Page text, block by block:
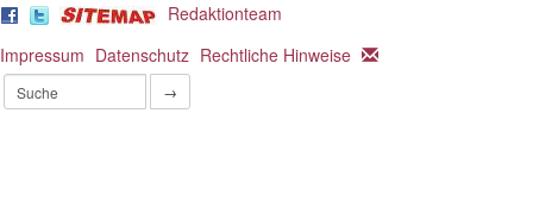
Redaktionteam
Impressum Datenschutz Rechtliche Hinweise
→